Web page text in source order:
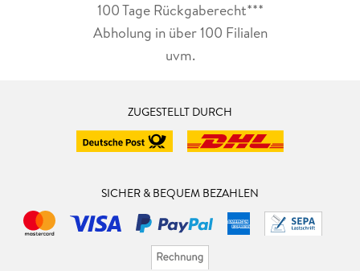
100 Tage Rückgaberecht***
Abholung in über 100 Filialen
uvm.
ZUGESTELLT DURCH
SICHER & BEQUEM BEZAHLEN